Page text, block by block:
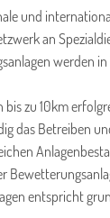
und
an
werden
bis zu 10km
das Betreiben
entspricht